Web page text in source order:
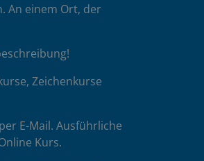
An einem Ort, der
Zeichenkurse
E-Mail. Ausführliche
Kurs.